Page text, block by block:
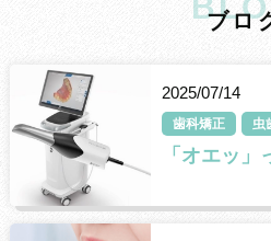
ブロ
2025/07/14
歯科矯正 虫